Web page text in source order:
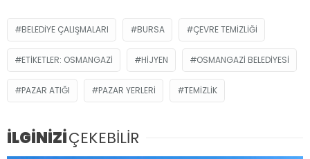
BELEDIYE ÇALIŞMALARI BURSA ÇEVRE TEMIZLIĞI
ETIKETLER: OSMANGAZI HIJYEN OSMANGAZI BELEDIYESI
PAZAR ATIĞI PAZAR YERLERI TEMIZLIK
İLGİNİZİÇEKEBİLİR